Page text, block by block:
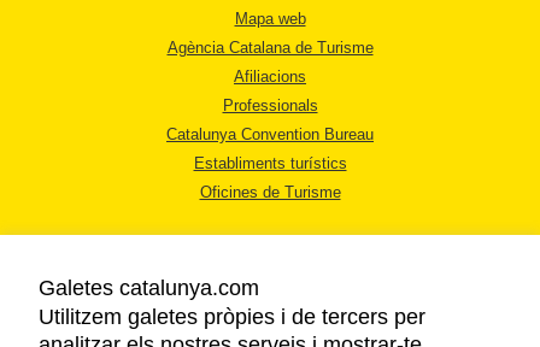
Mapa web
Agència Catalana de Turisme
Afiliacions
Professionals
Catalunya Convention Bureau
Establiments turístics
Oficines de Turisme
Galetes catalunya.com
Utilitzem galetes pròpies i de tercers per